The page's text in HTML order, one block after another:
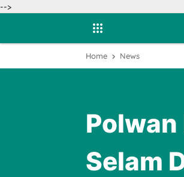
-->
Home News
Selam